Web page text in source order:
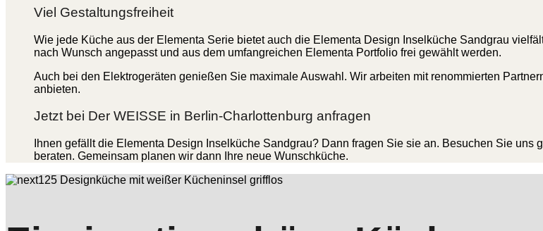
Viel Gestaltungsfreiheit
Wie jede Küche aus der Elementa Serie bietet auch die Elementa Design Inselküche Sandgrau
nach Wunsch angepasst und aus dem umfangreichen Elementa Portfolio frei gewählt werden.
Auch bei den Elektrogeräten genießen Sie maximale Auswahl. Wir arbeiten mit renommierten
anbieten.
Jetzt bei Der WEISSE in Berlin-Charlottenburg anfragen
Ihnen gefällt die Elementa Design Inselküche Sandgrau? Dann fragen Sie sie an. Besuchen Sie
beraten. Gemeinsam planen wir dann Ihre neue Wunschküche.